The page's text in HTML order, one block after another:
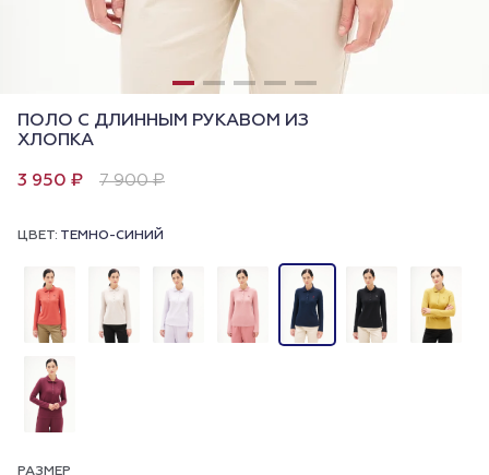
ПОЛО С ДЛИННЫМ РУКАВОМ ИЗ
ХЛОПКА
3 950 ₽ 7 900 ₽
ЦВЕТ: ТЕМНО-СИНИЙ
РАЗМЕР